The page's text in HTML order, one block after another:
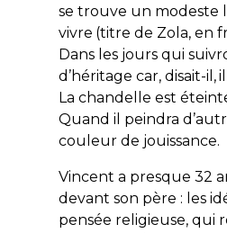
se trouve un modeste
vivre (titre de Zola, en
Dans les jours qui
d’héritage car, disait-il,
La chandelle est
Quand il peindra
couleur de jouissance.
Vincent a presque 32
devant son père : les
pensée religieuse, qui